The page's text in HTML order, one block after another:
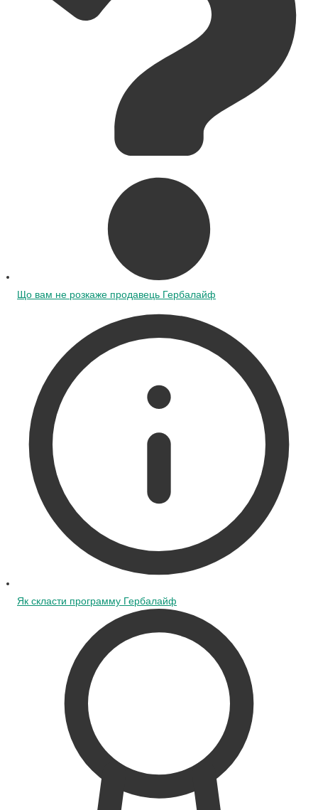
Що вам не розкаже продавець Гербалайф
Як скласти программу Гербалайф